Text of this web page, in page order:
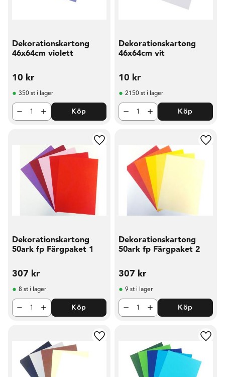
Dekorationskartong
46x64cm violett
10 kr
350 st i lager
Köp
Dekorationskartong
46x64cm vit
10 kr
2150 st i lager
Köp
Dekorationskartong
50ark fp Färgpaket 1
307 kr
Lägg till i favoriter
8 st i lager
Köp
Dekorationskartong
50ark fp Färgpaket 2
307 kr
9 st i lager
Köp
Lägg till i favoriter